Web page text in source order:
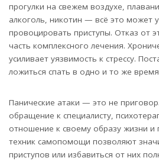
прогулки на свежем воздухе,
алкоголь, никотин — всё это может
провоцировать приступы. Отказ от
часть комплексного лечения.
усиливает уязвимость к стрессу.
ложиться спать в одно и то же
Панические атаки — это не
обращение к специалисту,
отношение к своему образу жизни и
техник самопомощи позволяют
приступов или избавиться от них